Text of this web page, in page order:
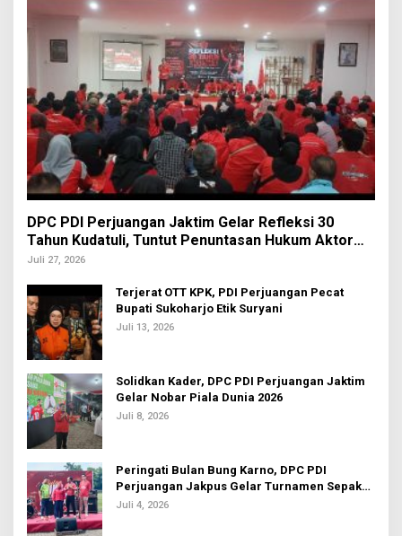
DPC PDI Perjuangan Jaktim Gelar Refleksi 30
Tahun Kudatuli, Tuntut Penuntasan Hukum Aktor
Intelektual
Juli 27, 2026
Terjerat OTT KPK, PDI Perjuangan Pecat
Bupati Sukoharjo Etik Suryani
Juli 13, 2026
Solidkan Kader, DPC PDI Perjuangan Jaktim
Gelar Nobar Piala Dunia 2026
Juli 8, 2026
Peringati Bulan Bung Karno, DPC PDI
Perjuangan Jakpus Gelar Turnamen Sepak
Bola U-20
Juli 4, 2026